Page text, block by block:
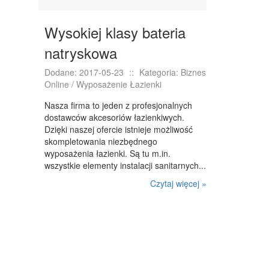
WIGOR
IMPREZY INTEGRACYJNE
HOBBY
ZAJĘCIA SPORTOWE I REKREACYJNE
PRODUKCJA
INFORMATYCZNE
RESTAURACJE, CATERING
Wysokiej klasy bateria
natryskowa
Dodane: 2017-05-23 :: Kategoria: Biznes
Online / Wyposażenie Łazienki
Nasza firma to jeden z profesjonalnych
dostawców akcesoriów łazienkiwych.
Dzięki naszej ofercie istnieje możliwość
skompletowania niezbędnego
wyposażenia łazienki. Są tu m.in.
wszystkie elementy instalacji sanitarnych...
Czytaj więcej »